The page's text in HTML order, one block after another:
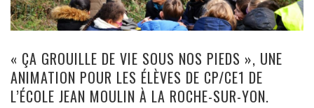
« ÇA GROUILLE DE VIE SOUS NOS PIEDS », UNE
ANIMATION POUR LES ÉLÈVES DE CP/CE1 DE
L’ÉCOLE JEAN MOULIN À LA ROCHE-SUR-YON.